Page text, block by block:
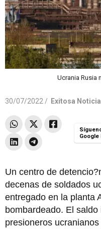
Ucrania Rusia
30/07/2022 / Exitosa
Google
Un centro de
decenas de soldados
entregado en la planta
bombardeado. El
presioneros